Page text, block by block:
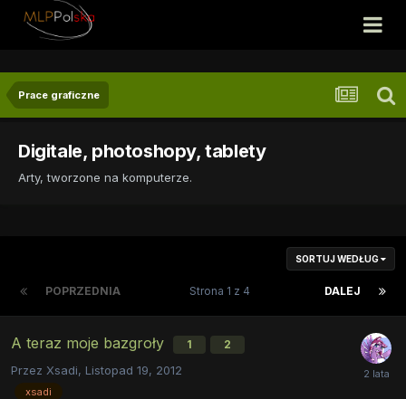
Prace graficzne
Digitale, photoshopy, tablety
Arty, tworzone na komputerze.
SORTUJ WEDŁUG
POPRZEDNIA DALEJ
Strona 1 z 4
A teraz moje bazgroły 1 2
Przez Xsadi, Listopad 19, 2012
xsadi